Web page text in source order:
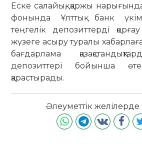
Еске салайық, қаржы
фонында Ұлттық банк
теңгелік депозиттерді
жүзеге асыру туралы
бағдарлама
депозиттері бойынша
қарастырады.
Әлеуметтік желілерде